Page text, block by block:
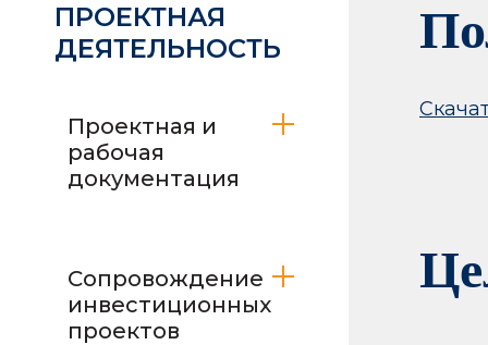
ПРОЕКТНАЯ
ДЕЯТЕЛЬНОСТЬ
Проектная и
рабочая
документация
Сопровождение
инвестиционных
проектов